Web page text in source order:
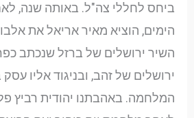
ביחס לחללי צה"ל. באותה שנה,
הימים, הוציא מאיר אריאל את
השיר ירושלים של ברזל שנכתב
ירושלים של זהב, ובניגוד אליו
המלחמה. באהבתנו יהודית רביץ